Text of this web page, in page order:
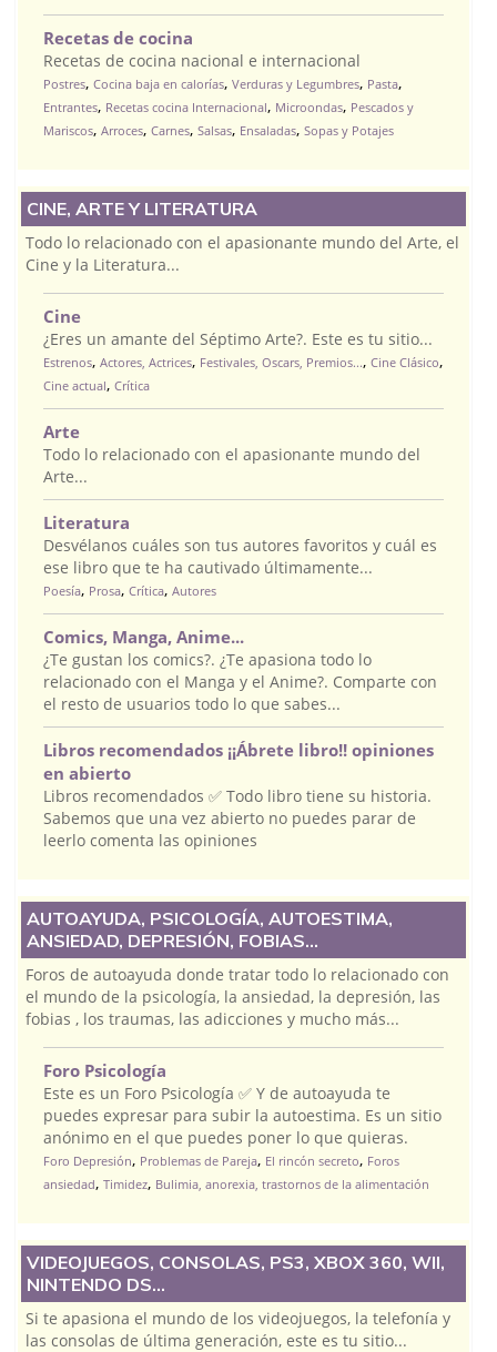
Recetas de cocina
Recetas de cocina nacional e internacional
Postres, Cocina baja en calorías, Verduras y Legumbres, Pasta,
Entrantes, Recetas cocina Internacional, Microondas, Pescados y
Mariscos, Arroces, Carnes, Salsas, Ensaladas, Sopas y Potajes
CINE, ARTE Y LITERATURA
Todo lo relacionado con el apasionante mundo del Arte, el
Cine y la Literatura...
Cine
¿Eres un amante del Séptimo Arte?. Este es tu sitio...
Estrenos, Actores, Actrices, Festivales, Oscars, Premios..., Cine Clásico,
Cine actual, Crítica
Arte
Todo lo relacionado con el apasionante mundo del
Arte...
Literatura
Desvélanos cuáles son tus autores favoritos y cuál es
ese libro que te ha cautivado últimamente...
Poesía, Prosa, Crítica, Autores
Comics, Manga, Anime...
¿Te gustan los comics?. ¿Te apasiona todo lo
relacionado con el Manga y el Anime?. Comparte con
el resto de usuarios todo lo que sabes...
Libros recomendados ¡¡Ábrete libro!! opiniones
en abierto
Libros recomendados ✅ Todo libro tiene su historia.
Sabemos que una vez abierto no puedes parar de
leerlo comenta las opiniones
AUTOAYUDA, PSICOLOGÍA, AUTOESTIMA,
ANSIEDAD, DEPRESIÓN, FOBIAS...
Foros de autoayuda donde tratar todo lo relacionado con
el mundo de la psicología, la ansiedad, la depresión, las
fobias , los traumas, las adicciones y mucho más...
Foro Psicología
Este es un Foro Psicología ✅ Y de autoayuda te
puedes expresar para subir la autoestima. Es un sitio
anónimo en el que puedes poner lo que quieras.
Foro Depresión, Problemas de Pareja, El rincón secreto, Foros
ansiedad, Timidez, Bulimia, anorexia, trastornos de la alimentación
VIDEOJUEGOS, CONSOLAS, PS3, XBOX 360, WII,
NINTENDO DS...
Si te apasiona el mundo de los videojuegos, la telefonía y
las consolas de última generación, este es tu sitio...